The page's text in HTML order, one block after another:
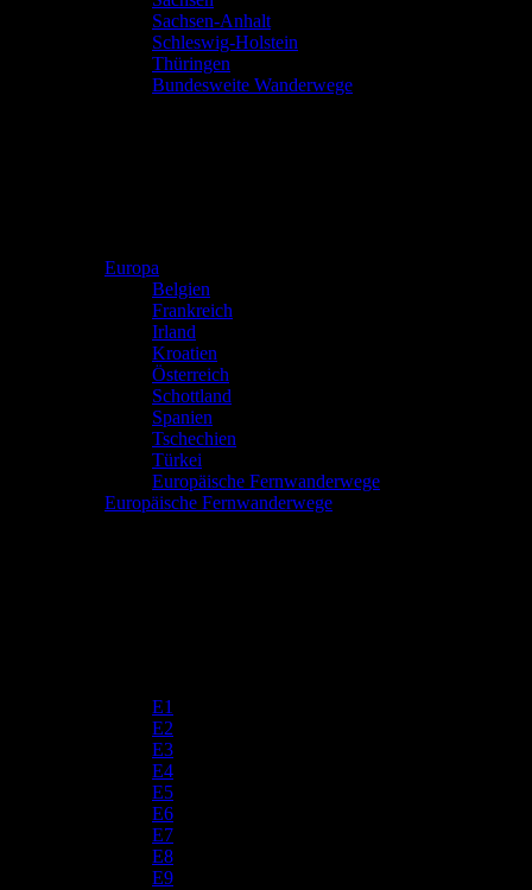
Sachsen-Anhalt
Schleswig-Holstein
Thüringen
Bundesweite Wanderwege
Europa
Belgien
Frankreich
Irland
Kroatien
Österreich
Schottland
Spanien
Tschechien
Türkei
Europäische Fernwanderwege
Europäische Fernwanderwege
E1
E2
E3
E4
E5
E6
E7
E8
E9